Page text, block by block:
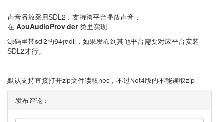
声音播放采用SDL2，支持跨平台播放声音，
在 ApuAudioProvider类里实现
源码里带sdl2的64位dll，如果发布到其他平台需要对应平台安装
SDL2才行。
默认支持直接打开zip文件读取nes，不过Net4版的不能读取zip
发布评论：